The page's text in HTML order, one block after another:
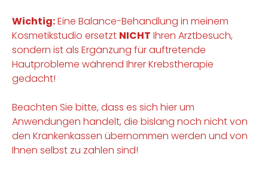
Wichtig:Eine Balance-Behandlung in meinem
Kosmetikstudio ersetzt NICHT Ihren Arztbesuch,
sondern ist als Ergänzung für auftretende
Hautprobleme während Ihrer Krebstherapie
gedacht!
Beachten Sie bitte, dass es sich hier um
Anwendungen handelt, die bislang noch nicht von
den Krankenkassen übernommen werden und von
Ihnen selbst zu zahlen sind!